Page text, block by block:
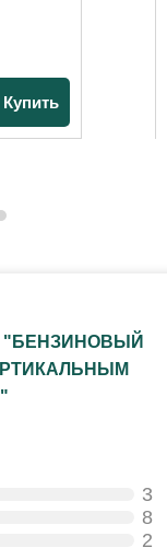
Купить
"БЕНЗИНОВЫЙ
3
8
2